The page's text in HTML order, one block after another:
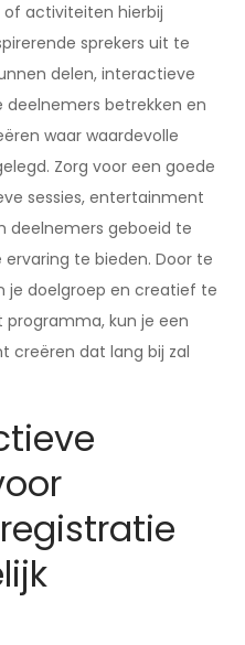
of activiteiten hierbij
sprekers uit te
delen, interactieve
deelnemers betrekken en
waar waardevolle
Zorg voor een goede
sessies, entertainment
deelnemers geboeid te
te bieden. Door te
je doelgroep en creatief te
kun je een
creëren dat lang bij zal